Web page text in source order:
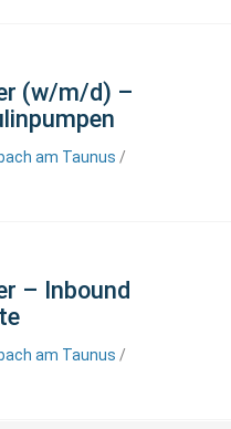
(w/m/d) –
am Taunus /
– Inbound
am Taunus /